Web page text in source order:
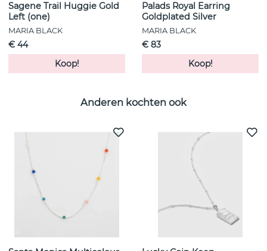
Sagene Trail Huggie Gold
Left (one)
MARIA BLACK
€ 44
Koop!
Palads Royal Earring
Goldplated Silver
MARIA BLACK
€ 83
Koop!
Anderen kochten ook